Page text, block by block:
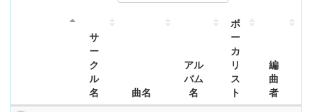
サ
ー
ク
ル
名
曲名
アル
バム
名
ボ
ー
カ
リ
ス
ト
編
曲
者